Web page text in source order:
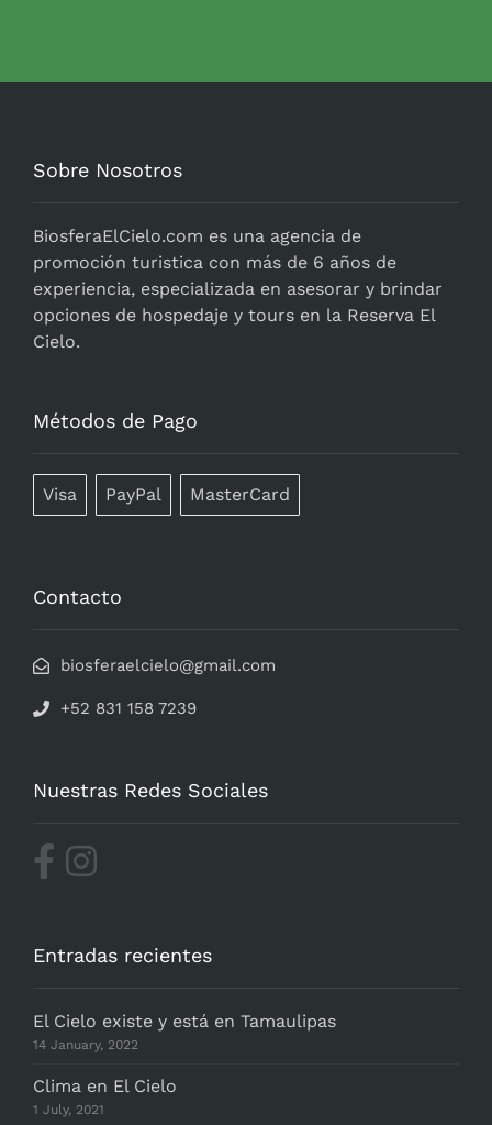
Sobre Nosotros
BiosferaElCielo.com es una agencia de
promoción turistica con más de 6 años de
experiencia, especializada en asesorar y brindar
opciones de hospedaje y tours en la Reserva El
Cielo.
Métodos de Pago
Visa PayPal MasterCard
Contacto
biosferaelcielo@gmail.com
+52 831 158 7239
Nuestras Redes Sociales
Entradas recientes
El Cielo existe y está en Tamaulipas
14 January, 2022
Clima en El Cielo
1 July, 2021